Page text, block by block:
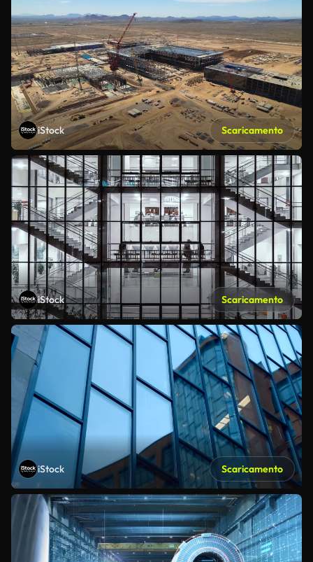
iStock Scaricamento
iStock Scaricamento
iStock Scaricamento